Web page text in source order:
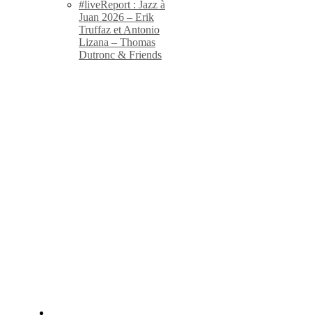
#liveReport : Jazz à
Juan 2026 – Erik
Truffaz et Antonio
Lizana – Thomas
Dutronc & Friends